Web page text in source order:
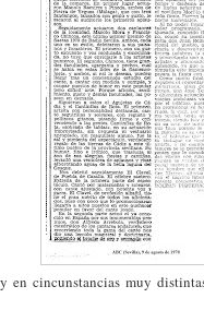
en cincunstancias muy